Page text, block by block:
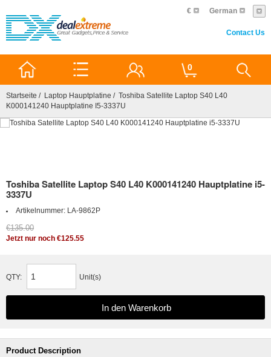
German
€
Contact Us
0
Startseite / Laptop Hauptplatine / Toshiba Satellite Laptop S40 L40
K000141240 Hauptplatine I5-3337U
Toshiba Satellite Laptop S40 L40 K000141240 Hauptplatine i5-
3337U
Artikelnummer: LA-9862P
€135.00
Jetzt nur noch €125.55
QTY: Unit(s)
Product Description